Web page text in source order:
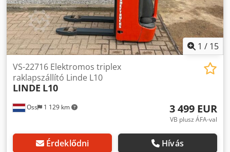
1 / 15
Oss 1 129 km
VS-22716 Elektromos triplex
raklapszállító Linde L10
LINDE L10
3 499 EUR
VB plusz ÁFA-val
Érdeklődni Hívás